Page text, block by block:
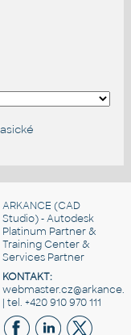
ARKANCE (CAD
Studio) - Autodesk
Platinum Partner &
Training Center &
Services Partner
KONTAKT:
| tel. +420 910 970 111